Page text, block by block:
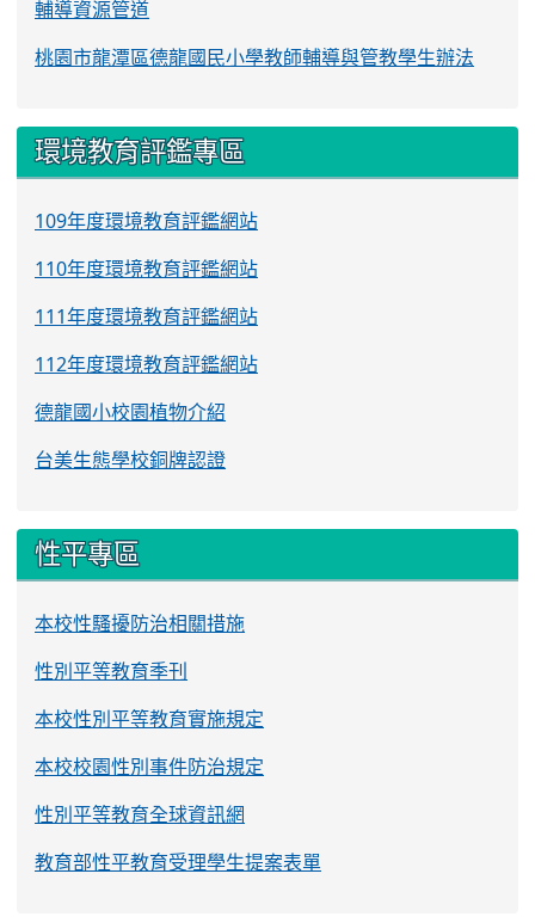
輔導資源管道
桃園市龍潭區德龍國民小學教師輔導與管教學生辦法
環境教育評鑑專區
109年度環境教育評鑑網站
110年度環境教育評鑑網站
111年度環境教育評鑑網站
112年度環境教育評鑑網站
德龍國小校園植物介紹
台美生態學校銅牌認證
性平專區
本校性騷擾防治相關措施
性別平等教育季刊
本校性別平等教育實施規定
本校校園性別事件防治規定
性別平等教育全球資訊網
教育部性平教育受理學生提案表單